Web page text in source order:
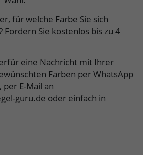
für welche Farbe Sie sich
Fordern Sie kostenlos bis zu 4
eine Nachricht mit Ihrer
Farben per WhatsApp
E-Mail an
guru.de oder einfach in